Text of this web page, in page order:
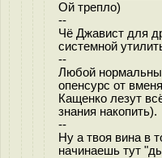
Ой трепло)
--
Чё Джавист для
системной
--
Любой
опенсурс от
Кащенко лезут
знания накопить).
--
Ну а твоя вина в
начинаешь тут